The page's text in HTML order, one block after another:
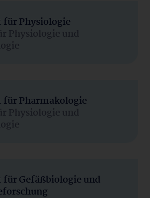
Physiologie
Physiologie und
Pharmakologie
Physiologie und
Gefäßbiologie und